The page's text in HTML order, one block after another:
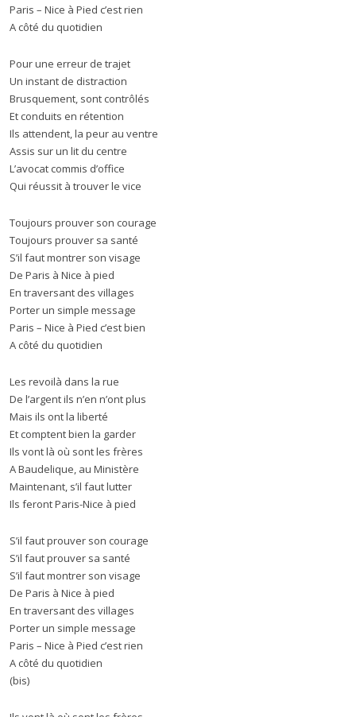
Paris – Nice à Pied c’est rien
A côté du quotidien
Pour une erreur de trajet
Un instant de distraction
Brusquement, sont contrôlés
Et conduits en rétention
Ils attendent, la peur au ventre
Assis sur un lit du centre
L’avocat commis d’office
Qui réussit à trouver le vice
Toujours prouver son courage
Toujours prouver sa santé
S’il faut montrer son visage
De Paris à Nice à pied
En traversant des villages
Porter un simple message
Paris – Nice à Pied c’est bien
A côté du quotidien
Les revoilà dans la rue
De l’argent ils n’en n’ont plus
Mais ils ont la liberté
Et comptent bien la garder
Ils vont là où sont les frères
A Baudelique, au Ministère
Maintenant, s’il faut lutter
Ils feront Paris-Nice à pied
S’il faut prouver son courage
S’il faut prouver sa santé
S’il faut montrer son visage
De Paris à Nice à pied
En traversant des villages
Porter un simple message
Paris – Nice à Pied c’est rien
A côté du quotidien
(bis)